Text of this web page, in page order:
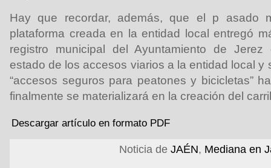
Hay que recordar, además, que el p asado
plataforma creada en la entidad local entregó
registro municipal del Ayuntamiento de Jerez
estado de los accesos viarios a la entidad local y
“accesos seguros para peatones y bicicletas”
finalmente se materializará en la creación del
Descargar artículo en formato PDF
Noticia de JAÉN, Mediana en